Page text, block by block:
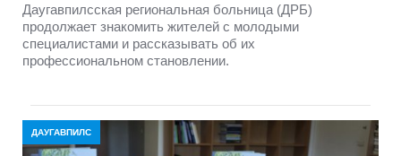
Даугавпилсская региональная больница (ДРБ)
продолжает знакомить жителей с молодыми
специалистами и рассказывать об их
профессиональном становлении.
ДАУГАВПИЛС